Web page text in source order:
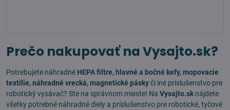
Prečo nakupovať na Vysajto.sk?
Potrebujete náhradné HEPA filtre, hlavné a bočné kefy, mopovacie
textílie, náhradné vrecká, magnetické páskyči iné príslušenstvo pre
robotický vysávač? Ste na správnom mieste! Na Vysajto.sk nájdete
všetky potrebné náhradné diely a príslušenstvo pre robotické, tyčové